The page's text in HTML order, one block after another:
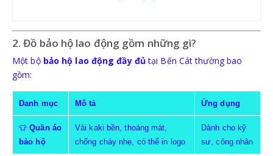
BẢO HỘ HÔ HẤP
KHẨU TRANG
2. Đồ bảo hộ lao động gồm những gì?
Một bộ bảo hộ lao động đầy đủtại Bến Cát thường bao
gồm:
Danh mục Mô tả Ứng dụng
👕Quần áo
bảo hộ
Vải kaki bền, thoáng mát,
chống cháy nhẹ, có thể in logo
Dành cho kỹ
sư, công nhân